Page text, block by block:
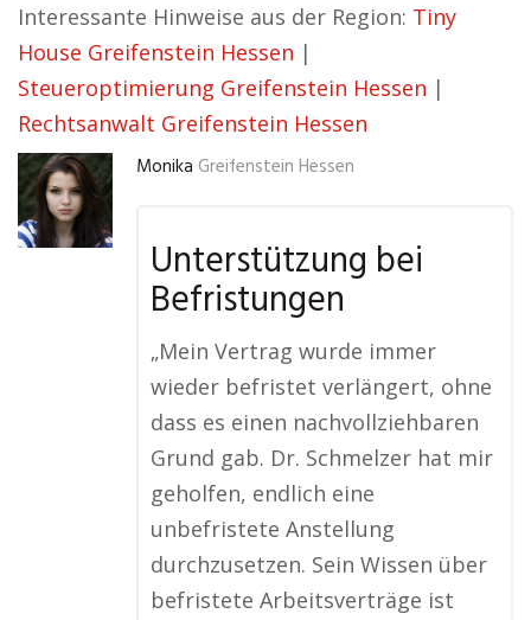
Interessante Hinweise aus der Region: Tiny
House Greifenstein Hessen |
Steueroptimierung Greifenstein Hessen |
Rechtsanwalt Greifenstein Hessen
Monika Greifenstein Hessen
Unterstützung bei
Befristungen
„Mein Vertrag wurde immer
wieder befristet verlängert, ohne
dass es einen nachvollziehbaren
Grund gab. Dr. Schmelzer hat mir
geholfen, endlich eine
unbefristete Anstellung
durchzusetzen. Sein Wissen über
befristete Arbeitsverträge ist